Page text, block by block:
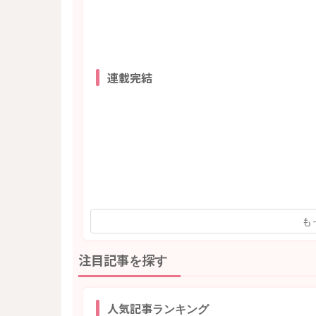
連載完結
も
注目記事を探す
人気記事ランキング